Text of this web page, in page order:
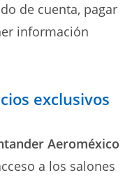
de cuenta, pagar
información
exclusivos
Aeroméxico
a los salones